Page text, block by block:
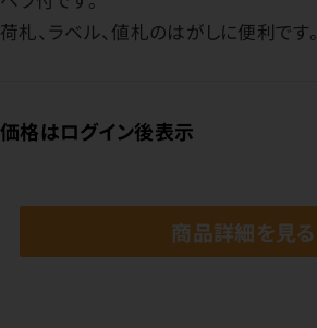
荷札、ラベル、値札のはがしに便利です。
価格はログイン後表示
商品詳細を見る